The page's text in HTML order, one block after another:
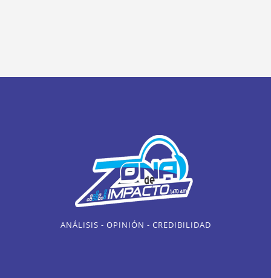
ANÁLISIS - OPINIÓN - CREDIBILIDAD